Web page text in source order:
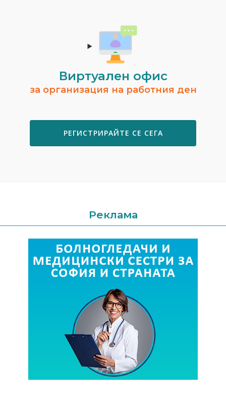
Виртуален офис
за организация на работния ден
РЕГИСТРИРАЙТЕ СЕ СЕГА
Реклама